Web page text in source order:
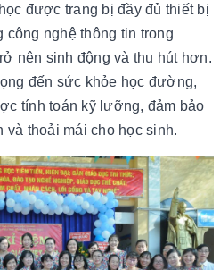
được trang bị đầy đủ thiết bị
công nghệ thông tin trong
nên sinh động và thu hút hơn.
đến sức khỏe học đường,
tính toán kỹ lưỡng, đảm bảo
và thoải mái cho học sinh.